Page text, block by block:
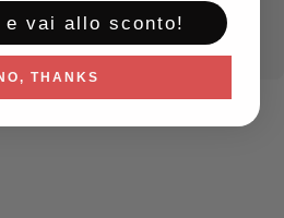
vai allo sconto!
THANKS